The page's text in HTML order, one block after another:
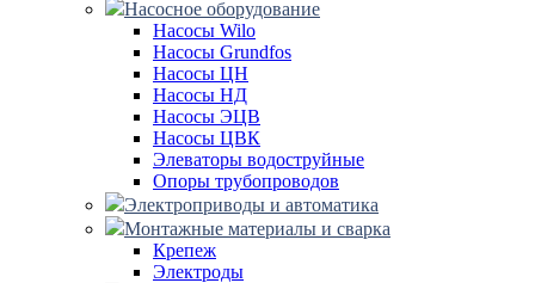
Насосное оборудование
Насосы Wilo
Насосы Grundfos
Насосы ЦН
Насосы НД
Насосы ЭЦВ
Насосы ЦВК
Элеваторы водоструйные
Опоры трубопроводов
Электроприводы и автоматика
Монтажные материалы и сварка
Крепеж
Электроды